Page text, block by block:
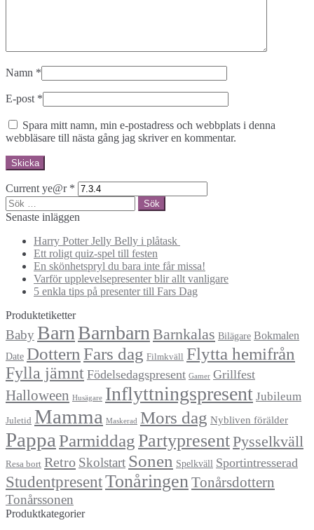
Namn *
E-post *
Spara mitt namn, min e-postadress och webbplats i denna
webbläsare till nästa gång jag skriver en kommentar.
Current ye@r *
Sök
efter:
Senaste inläggen
Harry Potter Jelly Belly i plåtask
Ett roligt quiz-spel till festen
En skönhetspryl du bara inte får missa!
Varför upplevelsepresenter blir allt vanligare
5 enkla tips på presenter till Fars Dag
Produktetiketter
Baby Barn Barnbarn Barnkalas Bilägare Bokmalen
Date Dottern Fars dag Filmkväll Flytta hemifrån
Fylla jämnt Födelsedagspresent Gamer Grillfest
Halloween Husägare Inflyttningspresent Jubileum
Juletid Mamma Maskerad Mors dag Nybliven förälder
Pappa ParmiddagPartypresentPysselkväll
Resa bort Retro Skolstart Sonen Spelkväll Sportintresserad
StudentpresentTonåringen Tonårsdottern
Tonårssonen
Produktkategorier